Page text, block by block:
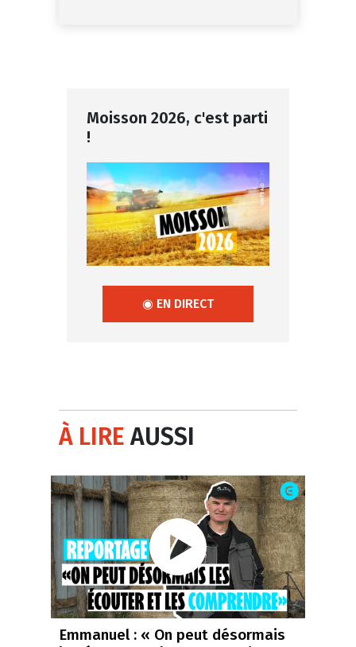
Moisson 2026, c'est parti
!
◉ EN DIRECT
À LIREAUSSI
Emmanuel : « On peut désormais